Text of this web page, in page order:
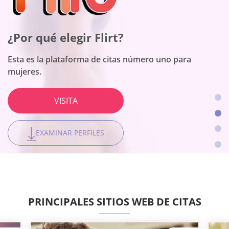
¿Por qué elegir BeNaughty?
El sitio se adapta a encuentros sin ataduras
¿Por qué elegir Flirt?
Esta es la plataforma de citas número uno para
mujeres.
VISITA
EXAMINAR PERFILES
¿Por qué elegir Onenightfriend?
El sitio funciona para personas con una amplia gama
de intereses adultos.
VISITA
EXAMINAR PERFILES
¿Por qué elegir Together2Night?
La plataforma es la mejor para conexiones locales.
PRINCIPALES SITIOS WEB DE CITAS